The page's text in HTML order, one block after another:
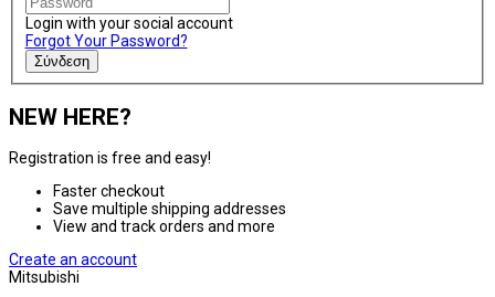
Login with your social account
Forgot Your Password?
Σύνδεση
NEW HERE?
Registration is free and easy!
Faster checkout
Save multiple shipping addresses
View and track orders and more
Create an account
Mitsubishi